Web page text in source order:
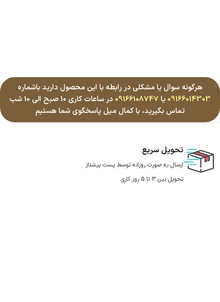
هرگونه سوال یا مشکلی در رابطه با این محصول دارید باشماره
09166014303 یا 09166108747
در ساعات کاری 10 صبح الی 10 شب
تماس بگیرید، با کمال میل پاسخگوی شما هستیم
تحویل سریع
ارسال به صورت روزانه توسط پست پیشتاز
تحویل بین 3 تا 5 روز کاری